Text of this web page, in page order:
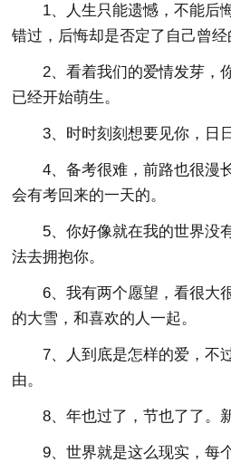
1、人生只能遗憾，不能后
错过，后悔却是否定了自己曾经
2、看着我们的爱情发芽，
已经开始萌生。
3、时时刻刻想要见你，日日
4、备考很难，前路也很漫
会有考回来的一天的。
5、你好像就在我的世界没
法去拥抱你。
6、我有两个愿望，看很大
的大雪，和喜欢的人一起。
7、人到底是怎样的爱，不
由。
8、年也过了，节也了了。新
9、世界就是这么现实，每